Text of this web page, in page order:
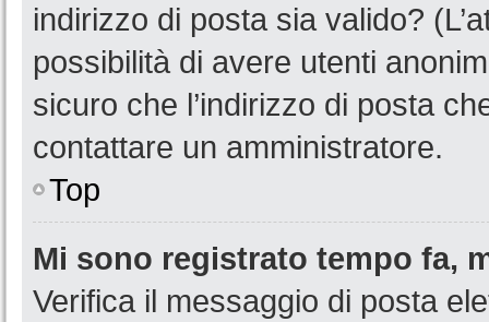
indirizzo di posta sia valido?
possibilità di avere utenti
sicuro che l’indirizzo di posta
contattare un amministratore.
Top
Mi sono registrato tempo fa,
Verifica il messaggio di posta